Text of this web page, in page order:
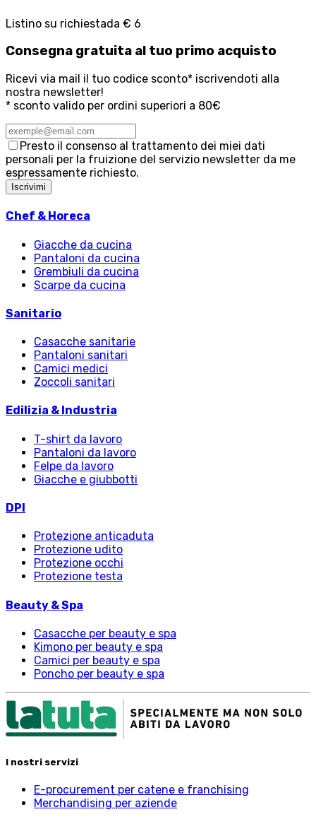
Listino su richiestada € 6
Consegna gratuita al tuo primo acquisto
Ricevi via mail il tuo codice sconto* iscrivendoti alla
nostra newsletter!
* sconto valido per ordini superiori a 80€
Presto il consenso al trattamento dei miei dati
personali per la fruizione del servizio newsletter da me
espressamente richiesto.
Iscrivimi
Chef & Horeca
Giacche da cucina
Pantaloni da cucina
Grembiuli da cucina
Scarpe da cucina
Sanitario
Casacche sanitarie
Pantaloni sanitari
Camici medici
Zoccoli sanitari
Edilizia & Industria
T-shirt da lavoro
Pantaloni da lavoro
Felpe da lavoro
Giacche e giubbotti
DPI
Protezione anticaduta
Protezione udito
Protezione occhi
Protezione testa
Beauty & Spa
Casacche per beauty e spa
Kimono per beauty e spa
Camici per beauty e spa
Poncho per beauty e spa
I nostri servizi
E-procurement per catene e franchising
Merchandising per aziende